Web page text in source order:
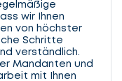
wir Ihnen
von höchster
Schritte
verständlich.
Mandanten und
mit Ihnen